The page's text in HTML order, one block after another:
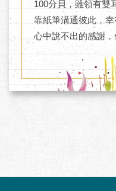
100分貝，雖領有雙
靠紙筆溝通彼此，
心中說不出的感謝，